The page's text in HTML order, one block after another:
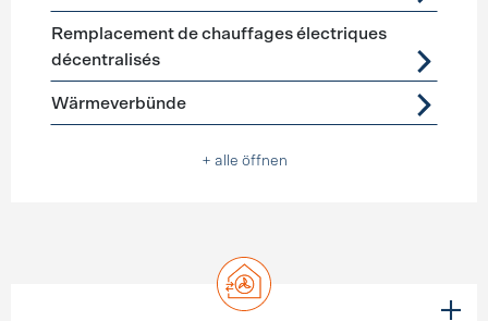
Remplacement de chauffages électriques
décentralisés
Wärmeverbünde
+ alle öffnen